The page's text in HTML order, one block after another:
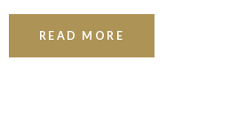
READ MORE